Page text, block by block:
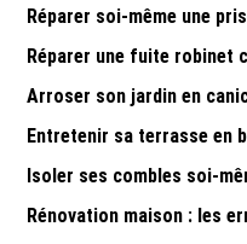
Réparer soi-même une
Réparer une fuite robinet
Arroser son jardin en
Entretenir sa terrasse en
Isoler ses combles soi-
Rénovation maison : les